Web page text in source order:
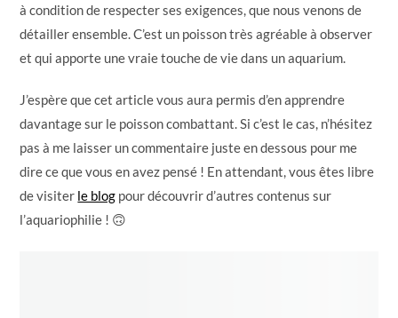
à condition de respecter ses exigences, que nous venons de
détailler ensemble. C’est un poisson très agréable à observer
et qui apporte une vraie touche de vie dans un aquarium.
J’espère que cet article vous aura permis d’en apprendre
davantage sur le poisson combattant. Si c’est le cas, n’hésitez
pas à me laisser un commentaire juste en dessous pour me
dire ce que vous en avez pensé ! En attendant, vous êtes libre
de visiter le blog pour découvrir d’autres contenus sur
l’aquariophilie ! 🙃